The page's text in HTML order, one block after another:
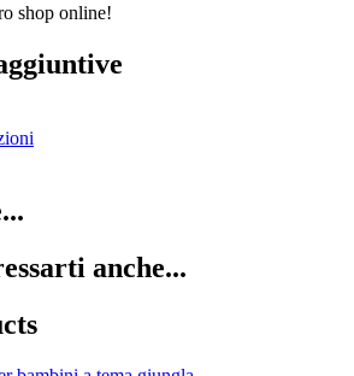
shop online!
anche...